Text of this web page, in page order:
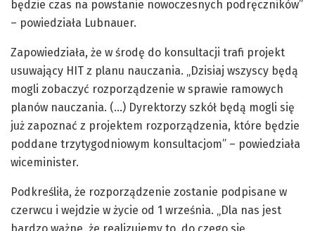
będzie czas na powstanie nowoczesnych podręczników”
– powiedziała Lubnauer.
Zapowiedziała, że w środę do konsultacji trafi projekt
usuwający HIT z planu nauczania. „Dzisiaj wszyscy będą
mogli zobaczyć rozporządzenie w sprawie ramowych
planów nauczania. (…) Dyrektorzy szkół będą mogli się
już zapoznać z projektem rozporządzenia, które będzie
poddane trzytygodniowym konsultacjom” – powiedziała
wiceminister.
Podkreśliła, że rozporządzenie zostanie podpisane w
czerwcu i wejdzie w życie od 1 września. „Dla nas jest
bardzo ważne, że realizujemy to, do czego się